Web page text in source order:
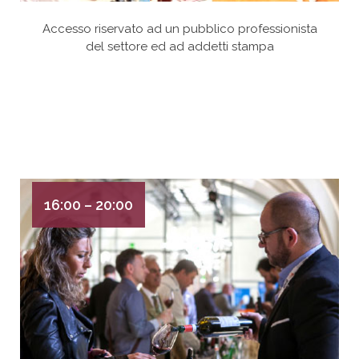
Accesso riservato ad un pubblico professionista
del settore ed ad addetti stampa
16:00 – 20:00